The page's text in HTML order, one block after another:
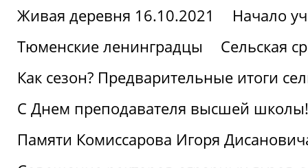
Живая деревня 16.10.2021
Начало
Тюменские ленинградцы
Сельская
Как сезон? Предварительные итоги
С Днем преподавателя высшей школы!
Памяти Комиссарова Игоря